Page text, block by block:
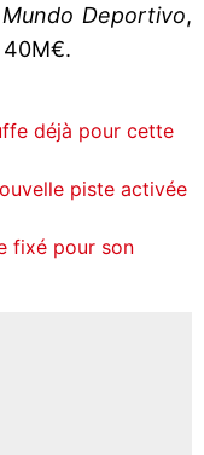
Mundo Deportivo,
déjà pour cette
piste activée
fixé pour son